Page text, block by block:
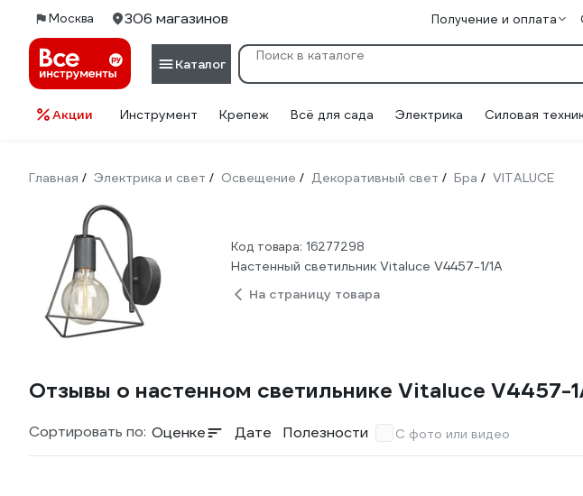
Москва 306 магазинов Получение и оплата
Каталог
Акции Инструмент Крепеж Всё для сада Электрика Силовая
Главная / Электрика и свет / Освещение / Декоративный свет / Бра / VITALUCE
Код товара: 16277298
Настенный светильник Vitaluce V4457-1/1A
На страницу товара
Отзывы о настенном светильнике Vitaluce V4457-
Сортировать по: Оценке Дате Полезности С фото или видео